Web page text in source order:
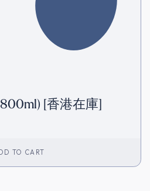
[香港在庫]
TO CART